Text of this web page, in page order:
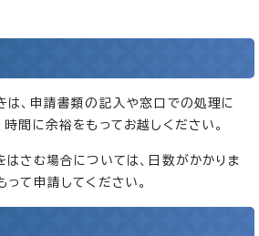
は、申請書類の記入や窓口での処理に
間に余裕をもってお越しください。
はさむ場合については、日数がかかりま
て申請してください。